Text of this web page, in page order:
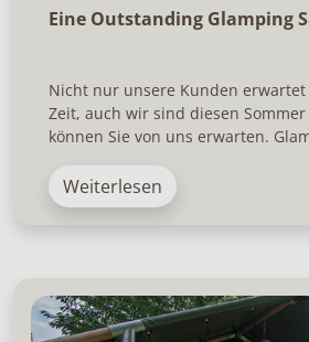
Eine Outstanding Glamping
Nicht nur unsere Kunden erwartet
Zeit, auch wir sind diesen
können Sie von uns erwarten.
Weiterlesen